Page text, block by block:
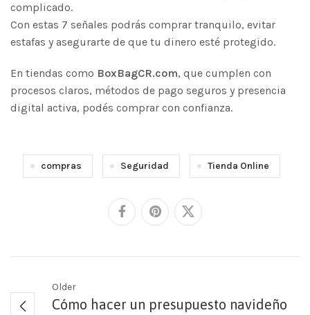
complicado.
Con estas 7 señales podrás comprar tranquilo, evitar
estafas y asegurarte de que tu dinero esté protegido.
En tiendas como BoxBagCR.com, que cumplen con
procesos claros, métodos de pago seguros y presencia
digital activa, podés comprar con confianza.
compras Seguridad Tienda Online
Older
Cómo hacer un presupuesto navideño